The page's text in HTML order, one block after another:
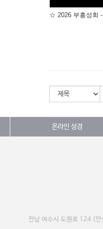
온라인 성경
전남 여수시 도원로